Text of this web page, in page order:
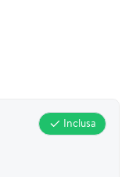
Inclusa